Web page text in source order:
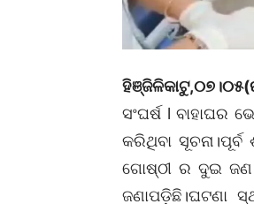
ସଂଘର୍ଷ l
କରିଥିବା
ଗୋଷ୍ଠୀ ର ଦୁଇ ଜଣ
ଜଣାପଡ଼ିଛି।ଘଟଣା